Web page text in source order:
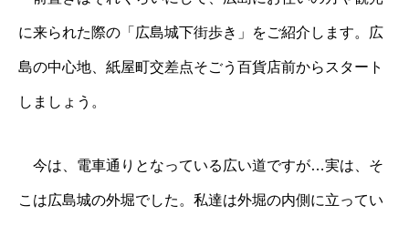
に来られた際の「広島城下街歩き」をご紹介します。広
島の中心地、紙屋町交差点そごう百貨店前からスタート
しましょう。
今は、電車通りとなっている広い道ですが…実は、そ
こは広島城の外堀でした。私達は外堀の内側に立ってい